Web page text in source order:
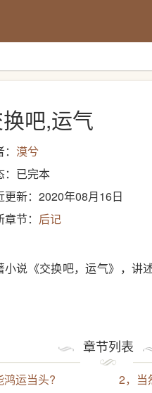
吧,运气
漠兮
：已完本
更新：2020年08月16日
节： 后记
说《交换吧，运气》，讲
章节列表
鸿运当头?
2，当